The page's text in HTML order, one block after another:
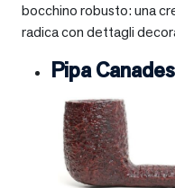
bocchino robusto: una
radica con dettagli
Pipa